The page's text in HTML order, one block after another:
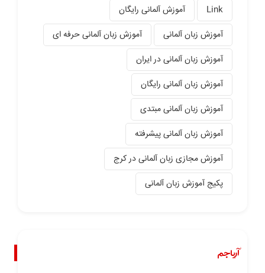
Link
آموزش آلمانی رایگان
آموزش زبان آلمانی
آموزش زبان آلمانی حرفه ای
آموزش زبان آلمانی در ایران
آموزش زبان آلمانی رایگان
آموزش زبان آلمانی مبتدی
آموزش زبان آلمانی پیشرفته
آموزش مجازی زبان آلمانی در کرج
پکیج آموزش زبان آلمانی
آریاجم